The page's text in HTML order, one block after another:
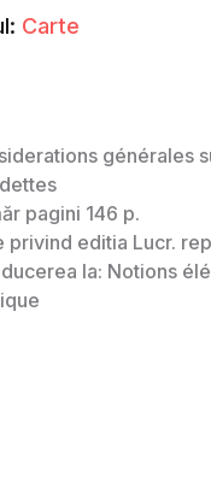
Carte